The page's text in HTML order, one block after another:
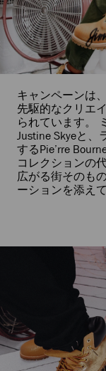
キャンペーンは
先駆的なクリエ
られています。
Justine Skyeと
するPie’rre
コレクションの
広がる街そのも
ーションを添え